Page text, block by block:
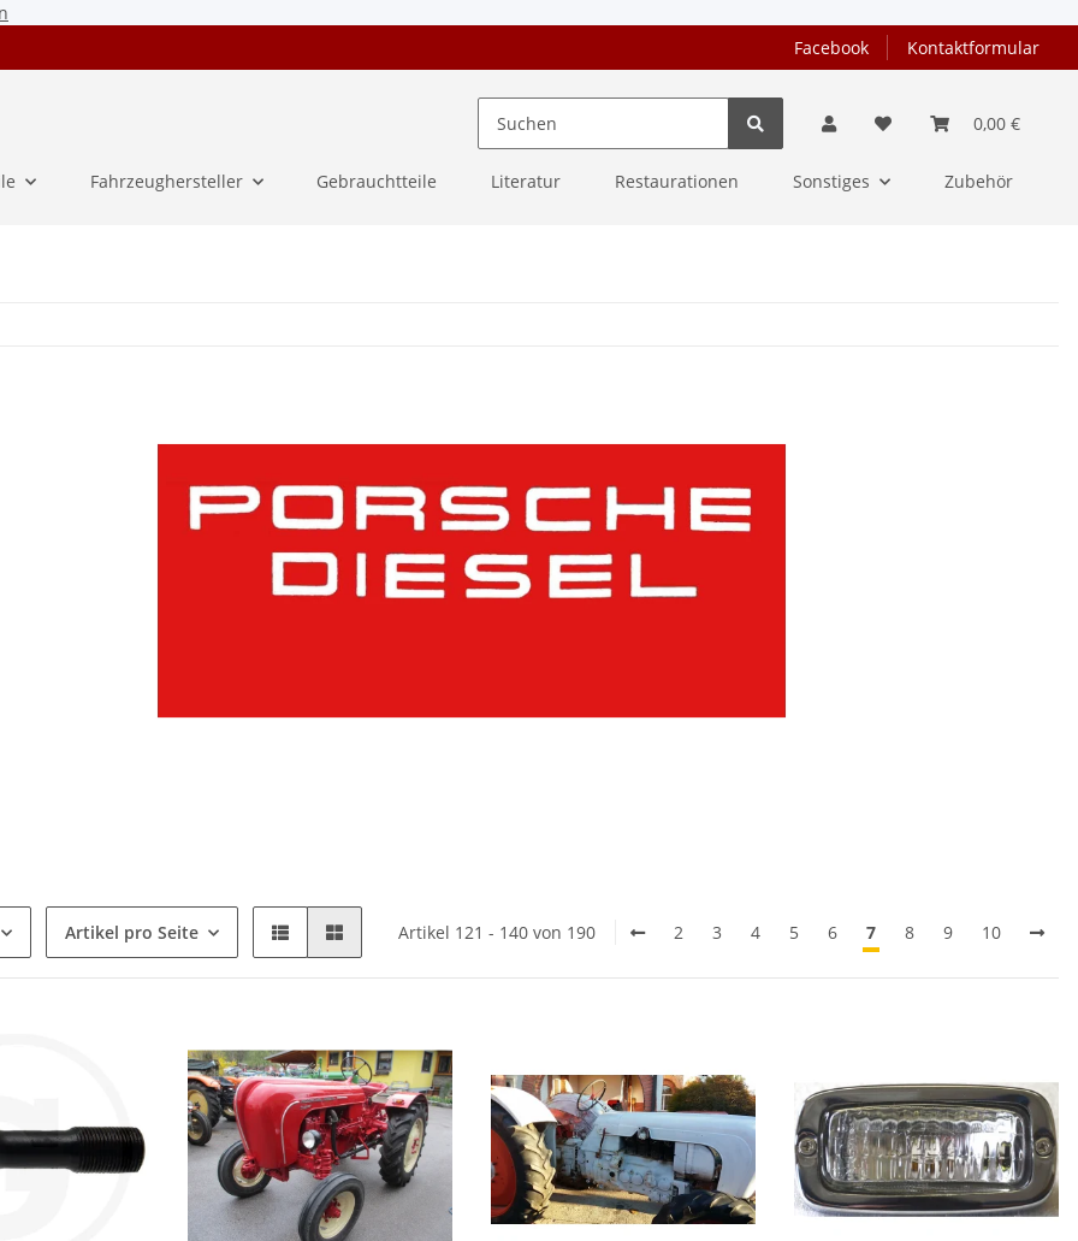
Facebook
Kontaktformular
0,00 €
Fahrzeughersteller Gebrauchtteile Literatur Restaurationen Sonstiges Zubehör
Artikel pro Seite Artikel 121 - 140 von 190 2 3 4 5 6 7 8 9 10